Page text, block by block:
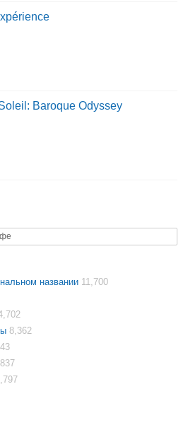
Baroque Odyssey
названии 11,700
8,362